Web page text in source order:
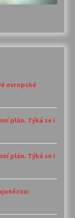
evropské
plán. Týká se i
plán. Týká se i